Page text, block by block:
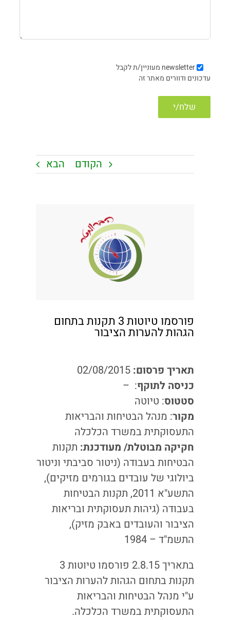
הקודם הבא
פורסמו טיוטות 3 תקנות בתחום
הגהות להערות הציבור
תאריך פרסום: 02/08/2015
כניסה לתוקף:
–
סטטוס: טיוטה
מקור: מנהל הבטיחות והבריאות
התעסוקתית במשרד הכלכלה
חקיקה מבוטלת/ מעודכנת: תקנות
הבטיחות בעבודה (ניטור סביבתי וניטור
ביולוגי של עובדים בגורמים מזיקים),
התשע"א 2011, תקנות הבטיחות
בעבודה (גיהות תעסוקתית ובריאות
הציבור והעובדים באבק מזיק),
התשמ"ד – 1984
בתאריך 2.8.15 פורסמו טיוטות 3
תקנות בתחום הגהות להערות הציבור
ע"י מנהל הבטיחות והבריאות
התעסוקתית במשרד הכלכלה.
newsletter מעוניין/ת לקבל
עדכונים ודוורים מאתר זה